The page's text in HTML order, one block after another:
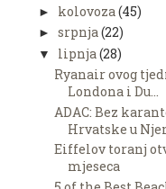
► kolovoza(45)
► srpnja(22)
▼ lipnja(28)
Ryanair ovog
Londona i Du...
ADAC: Bez
Hrvatske u
Eiffelov toranj
mjeseca